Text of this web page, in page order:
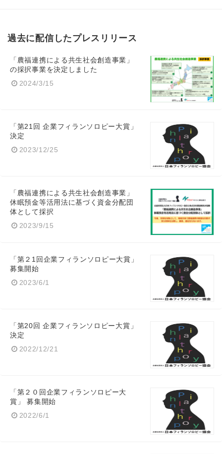
過去に配信したプレスリリース
「農福連携による共生社会創造事業」
の採択事業を決定しました
2024/3/15
「第21回 企業フィランソロピー大賞」
決定
2023/12/25
「農福連携による共生社会創造事業」
休眠預金等活用法に基づく資金分配団
体として採択
2023/9/15
「第２1回企業フィランソロピー大賞」
募集開始
2023/6/1
「第20回 企業フィランソロピー大賞」
決定
2022/12/21
「第２０回企業フィランソロピー大
賞」 募集開始
2022/6/1